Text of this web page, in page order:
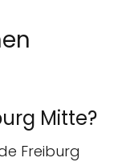
Mitte?
Freiburg